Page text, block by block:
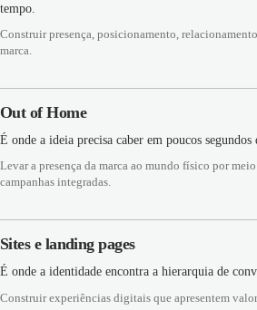
tempo.
Construir presença, posicionamento,
marca.
Out of Home
É onde a ideia precisa caber em poucos segundos
Levar a presença da marca ao mundo físico por
campanhas integradas.
Sites e landing pages
É onde a identidade encontra a hierarquia de
Construir experiências digitais que apresentem